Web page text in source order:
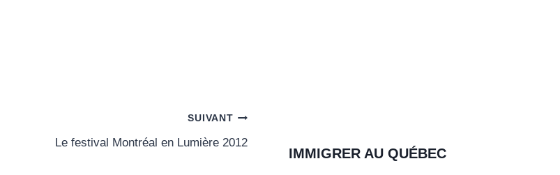
SUIVANT
Le festival Montréal en Lumière 2012
IMMIGRER AU QUÉBEC